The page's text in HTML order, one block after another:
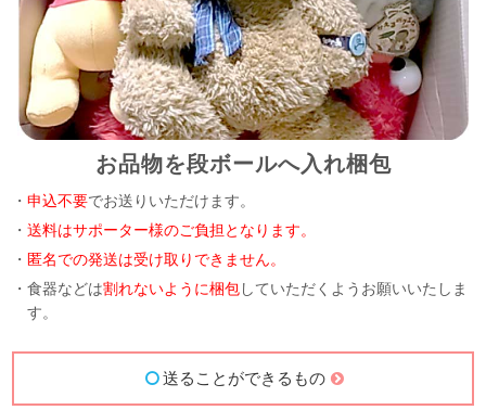
お品物を段ボールへ入れ梱包
・申込不要でお送りいただけます。
・送料はサポーター様のご負担となります。
・ 匿名での発送は受け取りできません。
・食器などは割れないように梱包していただくようお願いいたしま
す。
送ることができるもの